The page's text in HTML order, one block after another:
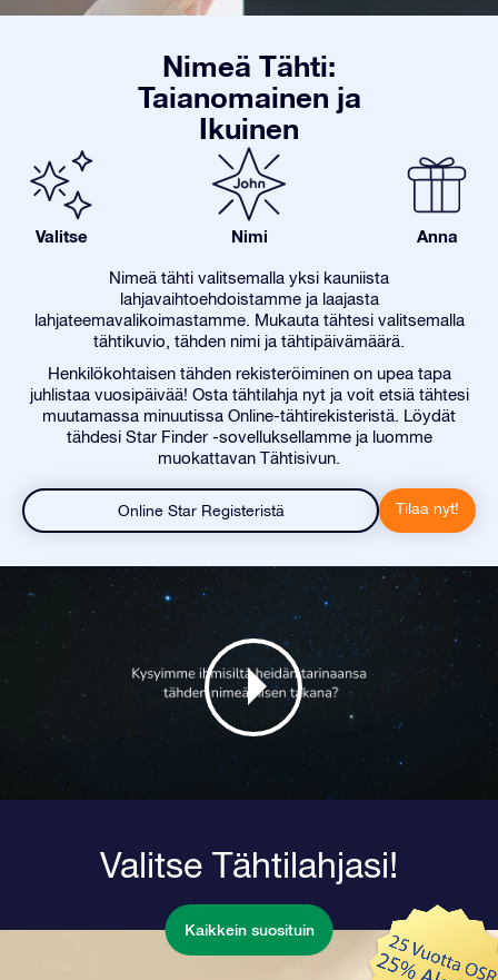
Nimeä Tähti:
Taianomainen ja
Ikuinen
Valitse Nimi Anna
Nimeä tähti valitsemalla yksi kauniista
lahjavaihtoehdoistamme ja laajasta
lahjateemavalikoimastamme. Mukauta tähtesi valitsemalla
tähtikuvio, tähden nimi ja tähtipäivämäärä.
Henkilökohtaisen tähden rekisteröiminen on upea tapa
juhlistaa vuosipäivää! Osta tähtilahja nyt ja voit etsiä tähtesi
muutamassa minuutissa Online-tähtirekisteristä. Löydät
tähdesi Star Finder -sovelluksellamme ja luomme
muokattavan Tähtisivun.
Online Star Registeristä Tilaa nyt!
Valitse Tähtilahjasi!
Kaikkein suosituin